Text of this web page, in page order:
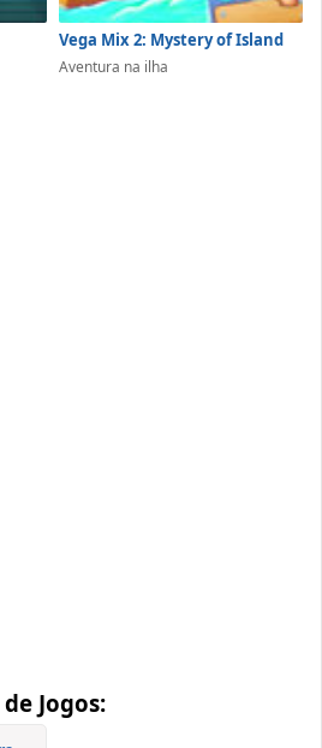
Vega Mix 2: Mystery of Island
Aventura na ilha
Jogos: